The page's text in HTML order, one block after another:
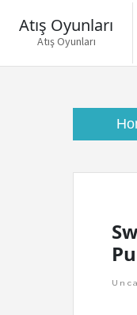
Atış Oyunları
Atış Oyunları